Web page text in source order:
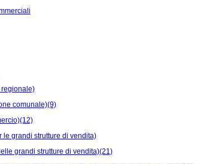
regionale)
comunale)(9)
le grandi strutture di vendita)
grandi strutture di vendita)(21)